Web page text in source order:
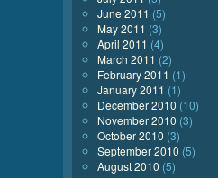
June 2011 (5)
May 2011 (3)
April 2011 (4)
March 2011 (2)
February 2011 (1)
January 2011 (1)
December 2010 (10)
November 2010 (3)
October 2010 (3)
September 2010 (5)
August 2010 (5)